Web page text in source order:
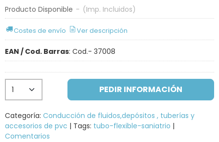
Producto Disponible - (Imp. Incluidos)
Costes de envío Ver descripción
EAN / Cod. Barras: Cod.- 37008
PEDIR INFORMACIÓN
Categoría: Conducción de fluidos,depósitos , tuberías y
accesorios de pvc | Tags: tubo-flexible-saniatrio |
Comentarios